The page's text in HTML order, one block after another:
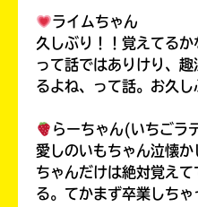
ライムちゃん
久しぶり！！覚えてる
って話ではありけり、
るよね、って話。お久し
らーちゃん(いちごラ
愛しのいもちゃん泣懐
ちゃんだけは絶対覚え
る。てかまず卒業しち